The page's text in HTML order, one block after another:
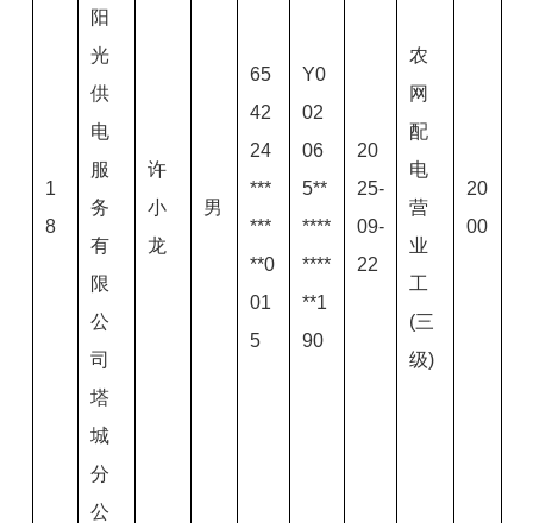
1
8
阳
光
供
电
服
务
有
限
公
司
塔
城
分
公
许
小
龙
男
65
42
24
***
***
**0
01
5
Y0
02
06
5**
****
****
**1
90
20
25-
09-
22
农
网
配
电
营
业
工
(三
级)
20
00